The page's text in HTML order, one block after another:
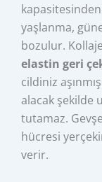
yaşlanma,
bozulur.
elastin geri
cildiniz
alacak şekilde
tutamaz.
hücresi
verir.